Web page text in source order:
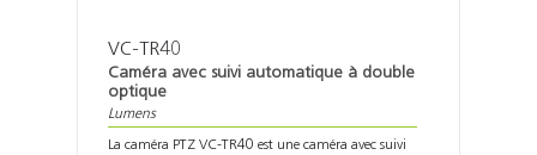
VC-TR40
Caméra avec suivi automatique à double
optique
Lumens
La caméra PTZ VC-TR40 est une caméra avec suivi